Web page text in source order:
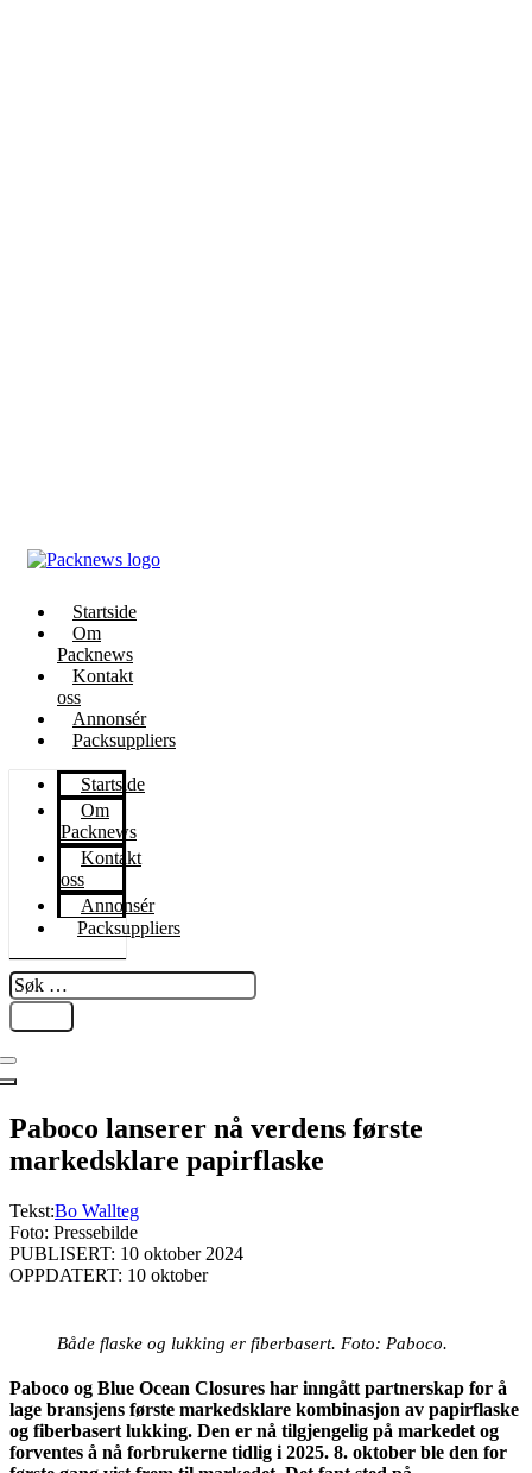
Startside
Om
Packnews
Kontakt
oss
Annonsér
Packsuppliers
Startside
Om
Packnews
Kontakt
oss
Annonsér
Packsuppliers
Søk
…
Paboco lanserer nå verdens første
markedsklare papirflaske
Tekst:Bo Wallteg
Foto: Pressebilde
PUBLISERT: 10 oktober 2024
OPPDATERT: 10 oktober
Både flaske og lukking er fiberbasert. Foto: Paboco.
Paboco og Blue Ocean Closures har inngått partnerskap for å
lage bransjens første markedsklare kombinasjon av papirflaske
og fiberbasert lukking. Den er nå tilgjengelig på markedet og
forventes å nå forbrukerne tidlig i 2025. 8. oktober ble den for